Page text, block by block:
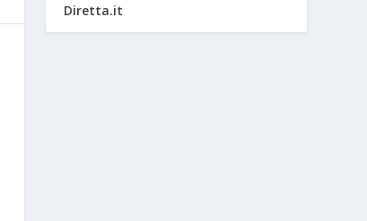
Diretta.it